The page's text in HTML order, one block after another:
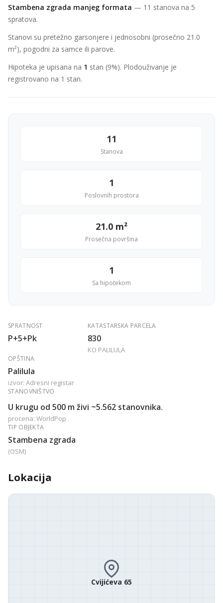
Stambena zgrada manjeg formata — 11 stanova na 5
spratova.
Stanovi su pretežno garsonjere i jednosobni (prosečno 21.0
m²), pogodni za samce ili parove.
Hipoteka je upisana na 1 stan (9%). Plodouživanje je
registrovano na 1 stan.
11
Stanova
1
Poslovnih prostora
21.0 m²
Prosečna površina
1
Sa hipotekom
SPRATNOST
P+5+Pk
KATASTARSKA PARCELA
830
KO PALILULA
OPŠTINA
Palilula
izvor: Adresni registar
STANOVNIŠTVO
U krugu od 500 m živi ~5.562 stanovnika.
procena: WorldPop
TIP OBJEKTA
Stambena zgrada
(OSM)
Lokacija
Cvijićeva 65